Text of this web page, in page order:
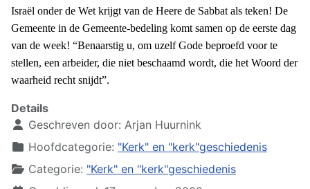
Israël onder de Wet krijgt van de Heere de Sabbat als teken! De
Gemeente in de Gemeente-bedeling komt samen op de eerste dag
van de week! “Benaarstig u, om uzelf Gode beproefd voor te
stellen, een arbeider, die niet beschaamd wordt, die het Woord der
waarheid recht snijdt”.
Details
Geschreven door: Arjan Huurnink
Hoofdcategorie: "Kerk" en "kerk"geschiedenis
Categorie: "Kerk" en "kerk"geschiedenis